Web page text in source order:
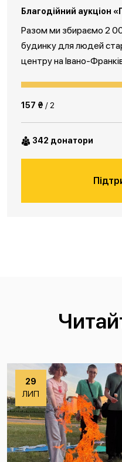
Благодійний аукціон
Разом ми збираємо 2
будинку для людей
центру на Івано-
157 ₴ / 2
342 донатори
29
ЛИП